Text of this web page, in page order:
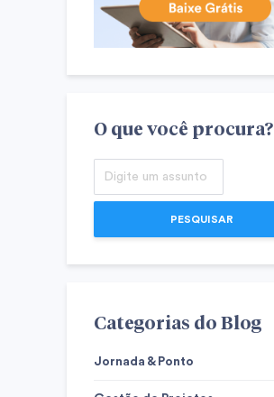
O que você procura?
PESQUISAR
Categorias do Blog
Jornada & Ponto